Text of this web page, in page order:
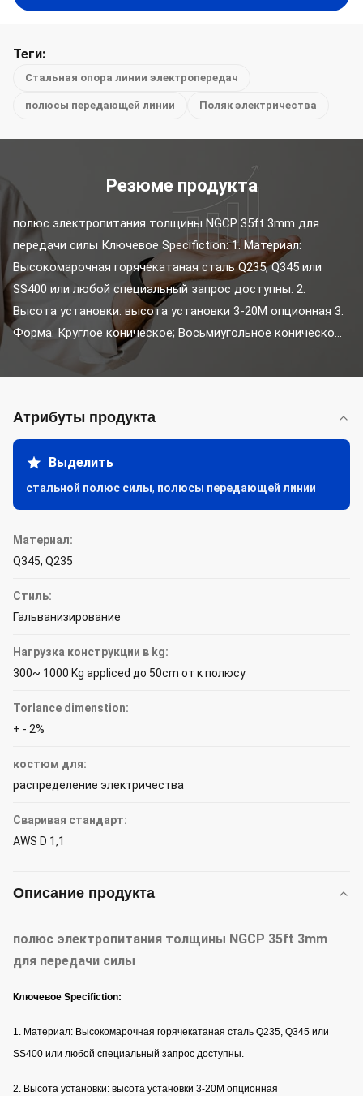
Теги:
Стальная опора линии электропередач
полюсы передающей линии Поляк электричества
Резюме продукта
полюс электропитания толщины NGCP 35ft 3mm для
передачи силы Ключевое Specifiction: 1. Материал:
Высокомарочная горячекатаная сталь Q235, Q345 или
SS400 или любой специальный запрос доступны. 2.
Высота установки: высота установки 3-20M опционная 3.
Форма: Круглое коническое; Восьмиугольное коническо...
Атрибуты продукта
Выделить
стальной полюс силы, полюсы передающей линии
Материал:
Q345, Q235
Стиль:
Гальванизирование
Нагрузка конструкции в kg:
300~ 1000 Kg appliced до 50cm от к полюсу
Torlance dimenstion:
+ - 2%
костюм для:
распределение электричества
Сваривая стандарт:
AWS D 1,1
Описание продукта
полюс электропитания толщины NGCP 35ft 3mm
для передачи силы
Ключевое Specifiction:
1. Материал: Высокомарочная горячекатаная сталь Q235, Q345 или
SS400 или любой специальный запрос доступны.
2. Высота установки: высота установки 3-20M опционная